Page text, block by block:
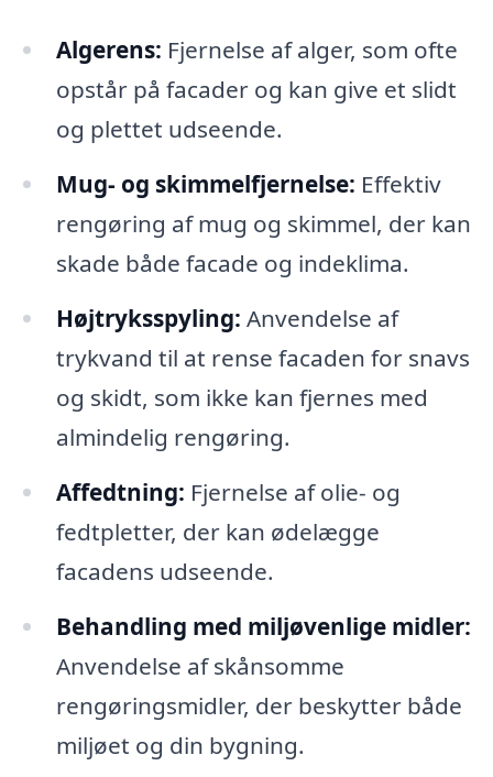
Algerens: Fjernelse af alger, som ofte
opstår på facader og kan give et slidt
og plettet udseende.
Mug- og skimmelfjernelse: Effektiv
rengøring af mug og skimmel, der kan
skade både facade og indeklima.
Højtryksspyling: Anvendelse af
trykvand til at rense facaden for snavs
og skidt, som ikke kan fjernes med
almindelig rengøring.
Affedtning: Fjernelse af olie- og
fedtpletter, der kan ødelægge
facadens udseende.
Behandling med miljøvenlige midler:
Anvendelse af skånsomme
rengøringsmidler, der beskytter både
miljøet og din bygning.